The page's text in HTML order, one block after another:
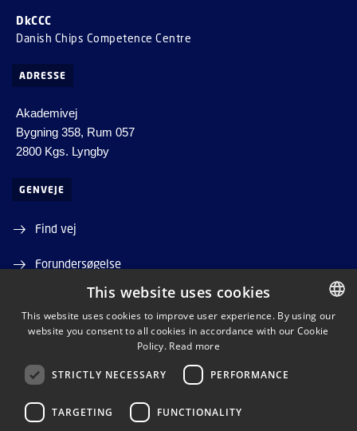
DkCCC
Danish Chips Competence Centre
ADRESSE
Akademivej
Bygning 358, Rum 057
2800 Kgs. Lyngby
GENVEJE
Find vej
Forundersøgelse
LINKEDIN
ENGLISH
This website uses cookies
This website uses cookies to improve user experience. By using our
website you consent to all cookies in accordance with our Cookie
Policy. Read more
STRICTLY NECESSARY PERFORMANCE
TARGETING FUNCTIONALITY